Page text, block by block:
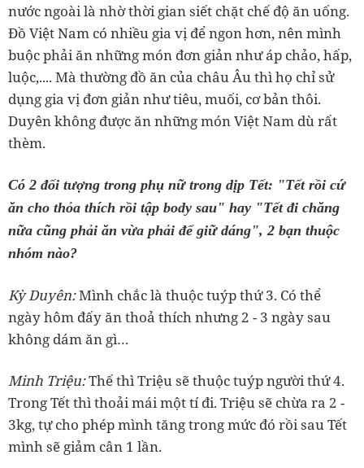
nước ngoài là nhờ thời gian siết chặt chế độ ăn uống.
Đồ Việt Nam có nhiều gia vị để ngon hơn, nên mình
buộc phải ăn những món đơn giản như áp chảo, hấp,
luộc,.... Mà thường đồ ăn của châu Âu thì họ chỉ sử
dụng gia vị đơn giản như tiêu, muối, cơ bản thôi.
Duyên không được ăn những món Việt Nam dù rất
ăn cho thỏa thích rồi tập body sau" hay "Tết đi chăng
nữa cũng phải ăn vừa phải để giữ dáng", 2 bạn thuộc
nhóm nào?
‏Kỳ Duyên:Mình chắc là thuộc tuýp thứ 3. Có thể
ngày hôm đấy ăn thoả thích nhưng 2 - 3 ngày sau
‏Minh Triệu:Thế thì Triệu sẽ thuộc tuýp người thứ 4.
Trong Tết thì thoải mái một tí đi. Triệu sẽ chừa ra 2 -
3kg, tự cho phép mình tăng trong mức đó rồi sau Tết